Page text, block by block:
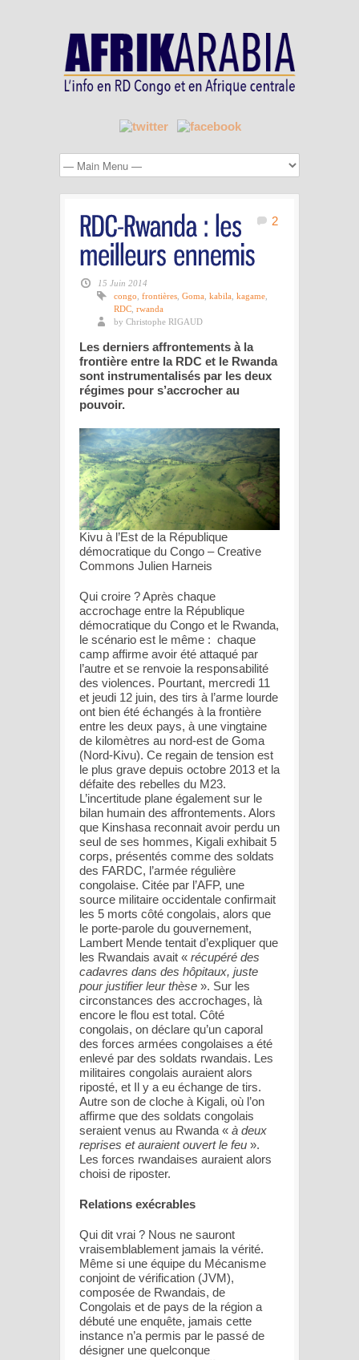
2
15 Juin 2014
congo frontières Goma kabila kagame
RDC rwanda
by Christophe RIGAUD
Les derniers affrontements à la
frontière entre la RDC et le Rwanda
sont instrumentalisés par les deux
régimes pour s’accrocher au
pouvoir.
Kivu à l’Est de la République
démocratique du Congo – Creative
Commons Julien Harneis
Qui croire ? Après chaque
accrochage entre la République
démocratique du Congo et le Rwanda,
le scénario est le même : chaque
camp affirme avoir été attaqué par
l’autre et se renvoie la responsabilité
des violences. Pourtant, mercredi 11
et jeudi 12 juin, des tirs à l’arme lourde
ont bien été échangés à la frontière
entre les deux pays, à une vingtaine
de kilomètres au nord-est de Goma
(Nord-Kivu). Ce regain de tension est
le plus grave depuis octobre 2013 et la
défaite des rebelles du M23.
L’incertitude plane également sur le
bilan humain des affrontements. Alors
que Kinshasa reconnait avoir perdu un
seul de ses hommes, Kigali exhibait 5
corps, présentés comme des soldats
des FARDC, l’armée régulière
congolaise. Citée par l’AFP, une
source militaire occidentale confirmait
les 5 morts côté congolais, alors que
le porte-parole du gouvernement,
Lambert Mende tentait d’expliquer que
les Rwandais avait « récupéré des
cadavres dans des hôpitaux, juste
pour justifier leur thèse ». Sur les
circonstances des accrochages, là
encore le flou est total. Côté
congolais, on déclare qu’un caporal
des forces armées congolaises a été
enlevé par des soldats rwandais. Les
militaires congolais auraient alors
riposté, et Il y a eu échange de tirs.
Autre son de cloche à Kigali, où l’on
affirme que des soldats congolais
seraient venus au Rwanda « à deux
reprises et auraient ouvert le feu ».
Les forces rwandaises auraient alors
choisi de riposter.
Relations exécrables
Qui dit vrai ? Nous ne sauront
vraisemblablement jamais la vérité.
Même si une équipe du Mécanisme
conjoint de vérification (JVM),
composée de Rwandais, de
Congolais et de pays de la région a
débuté une enquête, jamais cette
instance n’a permis par le passé de
désigner une quelconque